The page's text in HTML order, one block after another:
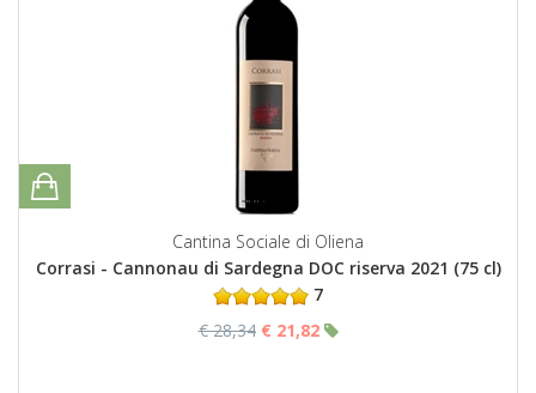
Cantina Sociale di Oliena
Corrasi - Cannonau di Sardegna DOC riserva 2021 (75 cl)
7
€ 28,34 € 21,82